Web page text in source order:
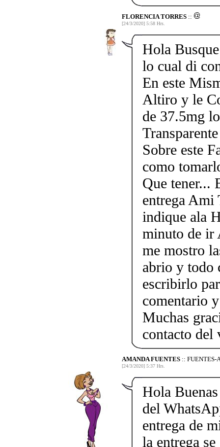
FLORENCIA TORRES::
[24/3/2020] 5:58 Hrs.
Hola
lo cual di
En este
Altiro y le
de 37.5mg
Sobre este
como
Que tener...
entrega Ami
indique ala
minuto de ir
me mostro
abrio y todo
escribirlo
comentario
Muchas
contacto del
AMANDA FUENTES:: FUENTES-
[24/3/2020] 5:37 Hrs.
Hola
del
entrega de
la entrega